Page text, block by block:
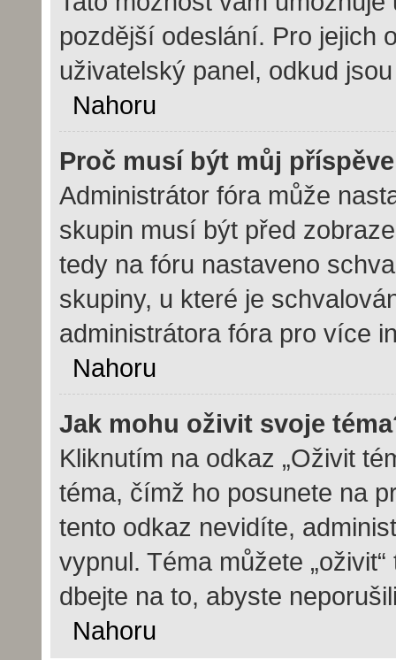
pozdější odeslání. Pro jejich
uživatelský panel, odkud
Nahoru
Proč musí být můj
Administrátor fóra může
skupin musí být před
tedy na fóru nastaveno
skupiny, u které je
administrátora fóra pro více
Nahoru
Jak mohu oživit svoje
Kliknutím na odkaz „Oživit
téma, čímž ho posunete na
tento odkaz nevidíte,
vypnul. Téma můžete
dbejte na to, abyste
Nahoru